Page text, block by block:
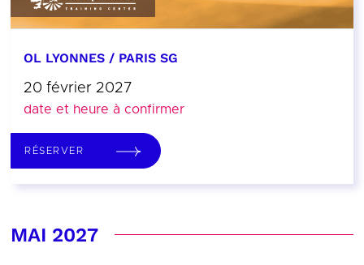
OL LYONNES / PARIS SG
20 février 2027
date et heure à confirmer
RÉSERVER
MAI 2027